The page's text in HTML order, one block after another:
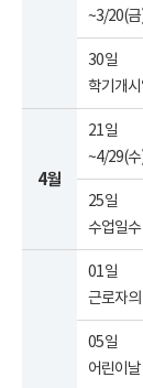
~3/20(금
30일
학기개
4월
21일
~4/29(
25일
수업일
01일
근로자의
05일
어린이날